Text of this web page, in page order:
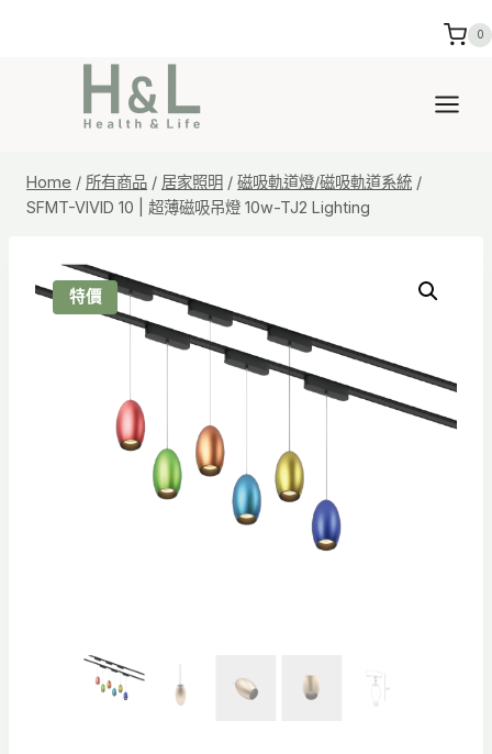
0
Home / 所有商品 / 居家照明 / 磁吸軌道燈/磁吸軌道系統 /
SFMT-VIVID 10 | 超薄磁吸吊燈 10w-TJ2 Lighting
特價